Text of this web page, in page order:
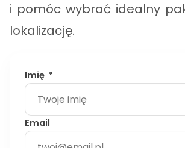
i pomóc wybrać idealny
lokalizację.
Imię *
Email